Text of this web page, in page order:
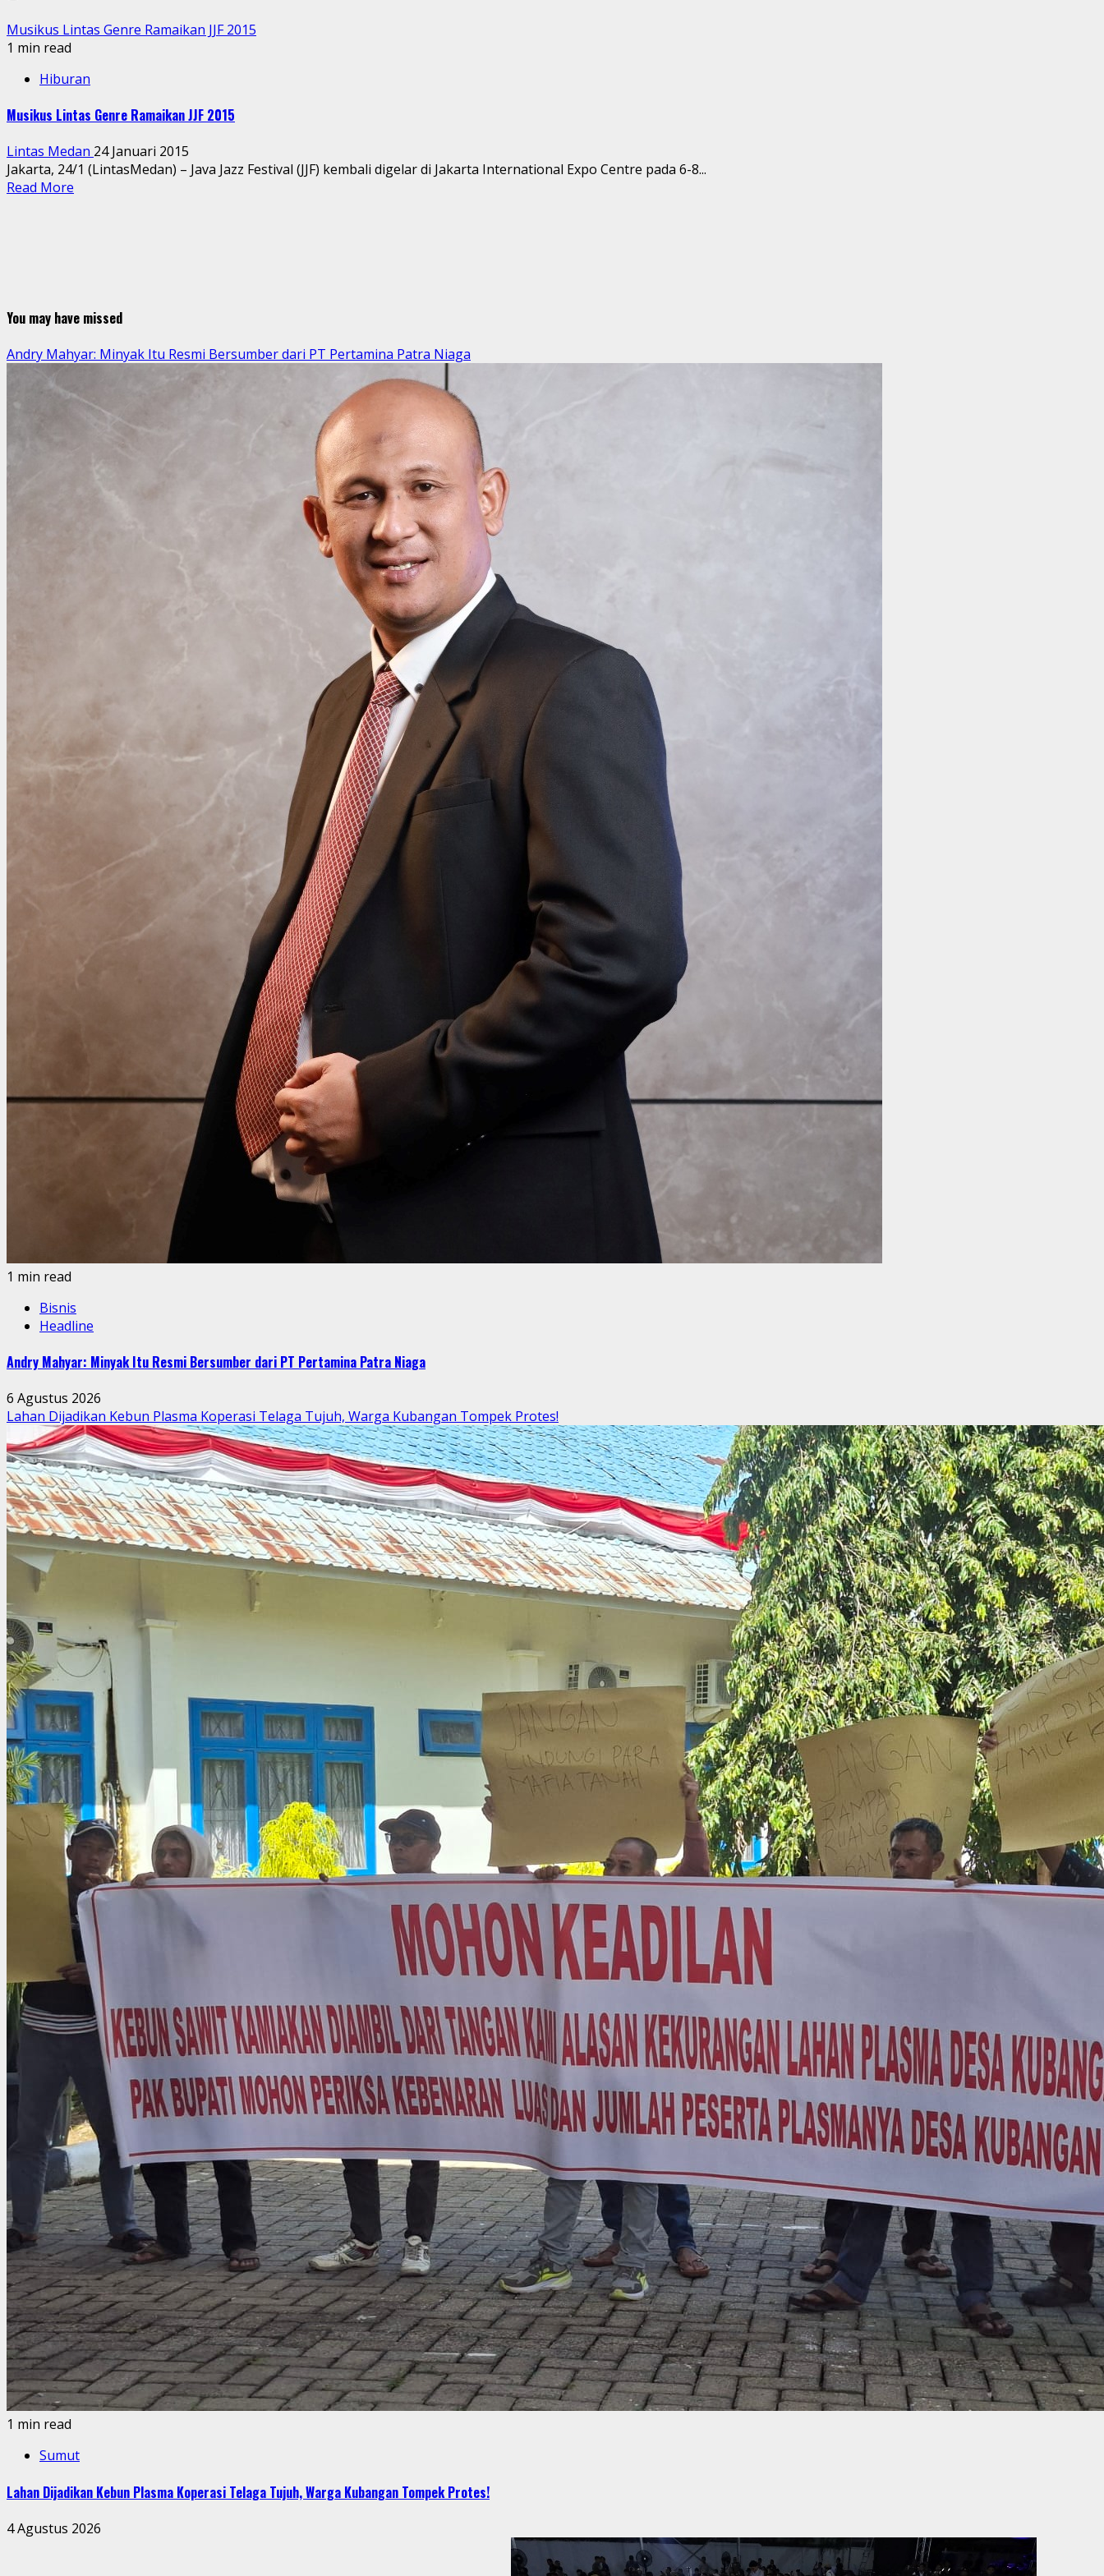
Musikus Lintas Genre Ramaikan JJF 2015
1 min read
Hiburan
Musikus Lintas Genre Ramaikan JJF 2015
Lintas Medan 24 Januari 2015
Jakarta, 24/1 (LintasMedan) – Java Jazz Festival (JJF) kembali digelar di Jakarta International Expo Centre pada 6-8...
Read More
You may have missed
Andry Mahyar: Minyak Itu Resmi Bersumber dari PT Pertamina Patra Niaga
1 min read
Bisnis
Headline
Andry Mahyar: Minyak Itu Resmi Bersumber dari PT Pertamina Patra Niaga
6 Agustus 2026
Lahan Dijadikan Kebun Plasma Koperasi Telaga Tujuh, Warga Kubangan Tompek Protes!
1 min read
Sumut
Lahan Dijadikan Kebun Plasma Koperasi Telaga Tujuh, Warga Kubangan Tompek Protes!
4 Agustus 2026